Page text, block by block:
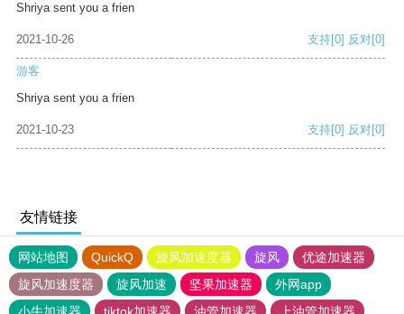
Shriya sent you a frien
2021-10-26 支持[0] 反对[0]
游客
Shriya sent you a frien
2021-10-23 支持[0] 反对[0]
友情链接
网站地图 QuickQ 旋风加速度器 旋风
优途加速器
旋风加速度器
旋风加速 坚果加速器
外网app